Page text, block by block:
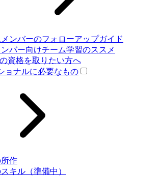
ンバーのフォローアップガイド
バー向けチーム学習のススメ
資格を取りたい方へ
ョナルに必要なもの
作
キル（準備中）